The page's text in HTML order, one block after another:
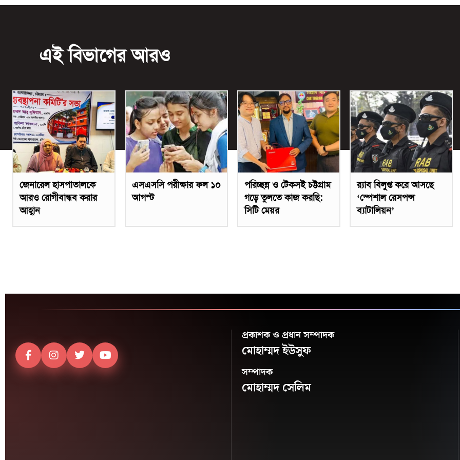
এই বিভাগের আরও
জেনারেল হাসপাতালকে
আরও রোগীবান্ধব করার
আহ্বান
এসএসসি পরীক্ষার ফল ১০
আগস্ট
পরিচ্ছন্ন ও টেকসই চট্টগ্রাম
গড়ে তুলতে কাজ করছি:
সিটি মেয়র
র‌্যাব বিলুপ্ত করে আসছে
‘স্পেশাল রেসপন্স
ব্যাটালিয়ন’
প্রকাশক ও প্রধান সম্পাদক
মোহাম্মদ ইউসুফ
সম্পাদক
মোহাম্মদ সেলিম